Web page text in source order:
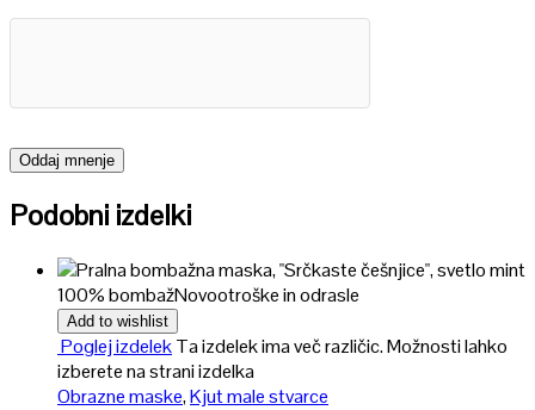
Podobni izdelki
100% bombažNovootroške in odrasle
Add to wishlist
Poglej izdelekTa izdelek ima več različic. Možnosti lahko
izberete na strani izdelka
Obrazne maske,Kjut male stvarce